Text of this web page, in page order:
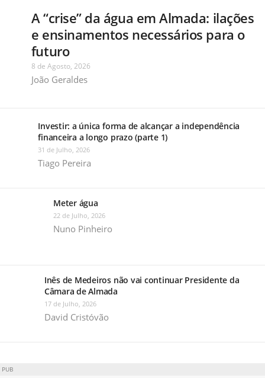
A “crise” da água em Almada: ilações
e ensinamentos necessários para o
futuro
8 de Agosto, 2026
João Geraldes
Investir: a única forma de alcançar a independência
financeira a longo prazo (parte 1)
31 de Julho, 2026
Tiago Pereira
Meter água
22 de Julho, 2026
Nuno Pinheiro
Inês de Medeiros não vai continuar Presidente da
Câmara de Almada
17 de Julho, 2026
David Cristóvão
PUB